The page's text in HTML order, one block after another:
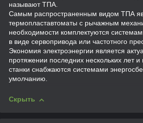
называют ТПА.
Самым распространенным видом ТПА
термопластавтоматы с рычажным
необходимости комплектуются
в виде сервопривода или частотного
Экономия электроэнергии является
протяжении последних нескольких лет
станки снабжаются системами
умолчанию.
Скрыть